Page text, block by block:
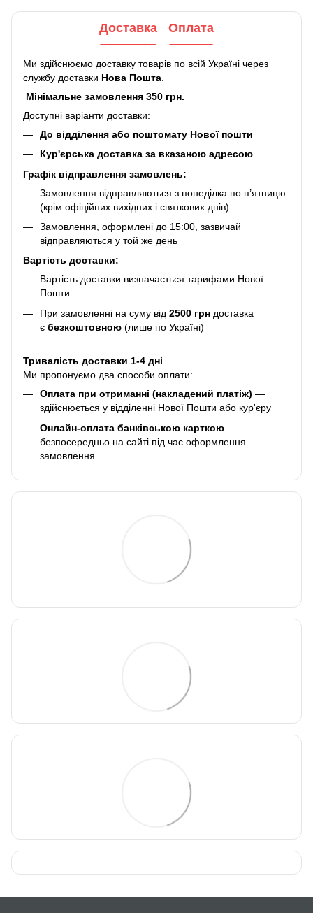
Доставка Оплата
Ми здійснюємо доставку товарів по всій Україні через
службу доставки Нова Пошта
Мінімальне замовлення 350 грн.
Доступні варіанти доставки:
До відділення або поштомату Нової пошти
Кур'єрська доставка за вказаною адресою
Графік відправлення замовлень:
Замовлення відправляються з понеділка по п’ятницю
(крім офіційних вихідних і святкових днів)
Замовлення, оформлені до 15:00, зазвичай
відправляються у той же день
Вартість доставки:
Вартість доставки визначається тарифами Нової
Пошти
При замовленні на суму від 2500 грн доставка
є безкоштовною (лише по Україні)
Тривалість доставки 1-4 дні
Ми пропонуємо два способи оплати:
Оплата при отриманні (накладений платіж) —
здійснюється у відділенні Нової Пошти або кур'єру
Онлайн-оплата банківською карткою —
безпосередньо на сайті під час оформлення
замовлення